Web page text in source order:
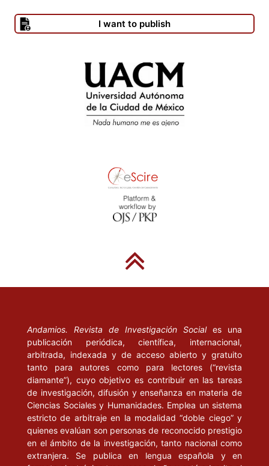
I want to publish
Andamios. Revista de Investigación Social es una
publicación periódica, científica, internacional,
arbitrada, indexada y de acceso abierto y gratuito
tanto para autores como para lectores (“revista
diamante”), cuyo objetivo es contribuir en las tareas
de investigación, difusión y enseñanza en materia de
Ciencias Sociales y Humanidades. Emplea un sistema
estricto de arbitraje en la modalidad “doble ciego” y
quienes evalúan son personas de reconocido prestigio
en el ámbito de la investigación, tanto nacional como
extranjera. Se publica en lengua española y en